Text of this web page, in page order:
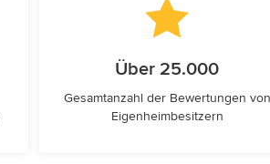
Über 25.000
Gesamtanzahl der Bewertungen von
Eigenheimbesitzern